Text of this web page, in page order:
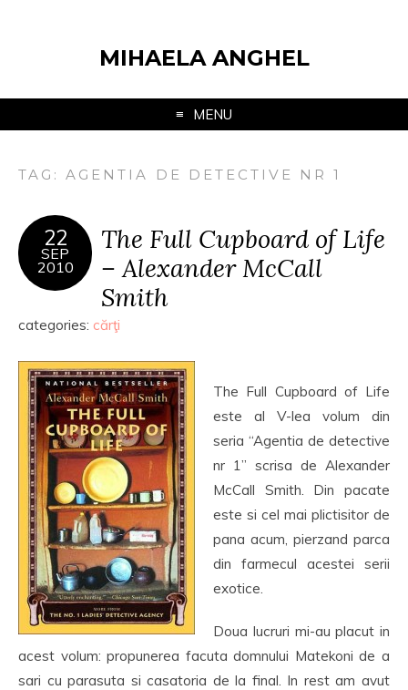
MIHAELA ANGHEL
MENU
TAG:AGENTIA DE DETECTIVE NR 1
22
SEP
2010
The Full Cupboard of Life
– Alexander McCall
Smith
categories: cărţi
The Full Cupboard of Life
este al V-lea volum din
seria “Agentia de detective
nr 1” scrisa de Alexander
McCall Smith. Din pacate
este si cel mai plictisitor de
pana acum, pierzand parca
din farmecul acestei serii
exotice.
Doua lucruri mi-au placut in
acest volum: propunerea facuta domnului Matekoni de a
sari cu parasuta si casatoria de la final. In rest am avut